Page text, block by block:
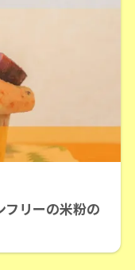
リーの米粉の